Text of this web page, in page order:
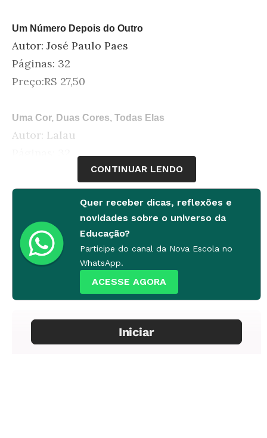
Um Número Depois do Outro
Autor: José Paulo Paes
Páginas: 32
Preço:RS 27,50
Uma Cor, Duas Cores, Todas Elas
Autor: Lalau
A História da Dona Baratinha
Autor: Ana Maria Machado
Páginas: 31
Preço: R$ 25,20
Bem-te-vi
CONTINUAR LENDO
Quer receber dicas, reflexões e
novidades sobre o universo da
Educação?
Participe do canal da Nova Escola no
WhatsApp.
ACESSE AGORA